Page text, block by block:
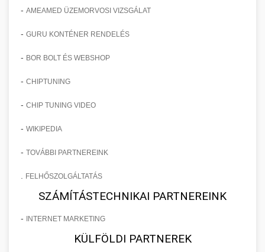
- AMEAMED ÜZEMORVOSI VIZSGÁLAT
- GURU KONTÉNER RENDELÉS
- BOR BOLT ÉS WEBSHOP
- CHIPTUNING
- CHIP TUNING VIDEO
- WIKIPEDIA
- TOVÁBBI PARTNEREINK
FELHŐSZOLGÁLTATÁS
SZÁMÍTÁSTECHNIKAI PARTNEREINK
- INTERNET MARKETING
KÜLFÖLDI PARTNEREK